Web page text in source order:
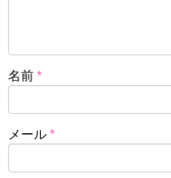
名前 *
メール *